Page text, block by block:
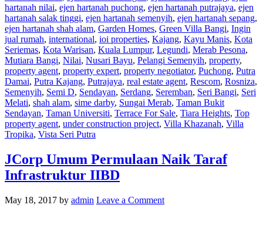
hartanah nilai, ejen hartanah puchong, ejen hartanah putrajaya, ejen
hartanah salak tinggi, ejen hartanah semenyih, ejen hartanah sepang,
ejen hartanah shah alam, Garden Homes, Green Villa Bangi, Ingin
jual rumah, international, ioi properties, Kajang, Kayu Manis, Kota
Seriemas, Kota Warisan, Kuala Lumpur, Legundi, Merab Pesona,
Mutiara Bangi, Nilai, Nusari Bayu, Pelangi Semenyih, property,
property agent, property expert, property negotiator, Puchong, Putra
Damai, Putra Kajang, Putrajaya, real estate agent, Rescom, Rosniza,
Semenyih, Semi D, Sendayan, Serdang, Seremban, Seri Bangi, Seri
Melati, shah alam, sime darby, Sungai Merab, Taman Bukit
Sendayan, Taman Universiti, Terrace For Sale, Tiara Heights, Top
property agent, under construction project, Villa Khazanah, Villa
Tropika, Vista Seri Putra
JCorp Umum Permulaan Naik Taraf
Infrastruktur IIBD
May 18, 2017 by admin Leave a Comment